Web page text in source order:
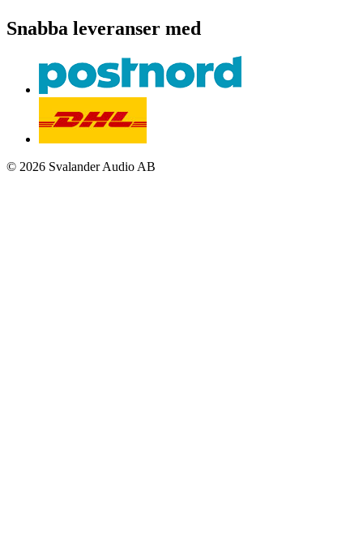
Snabba leveranser med
© 2026 Svalander Audio AB